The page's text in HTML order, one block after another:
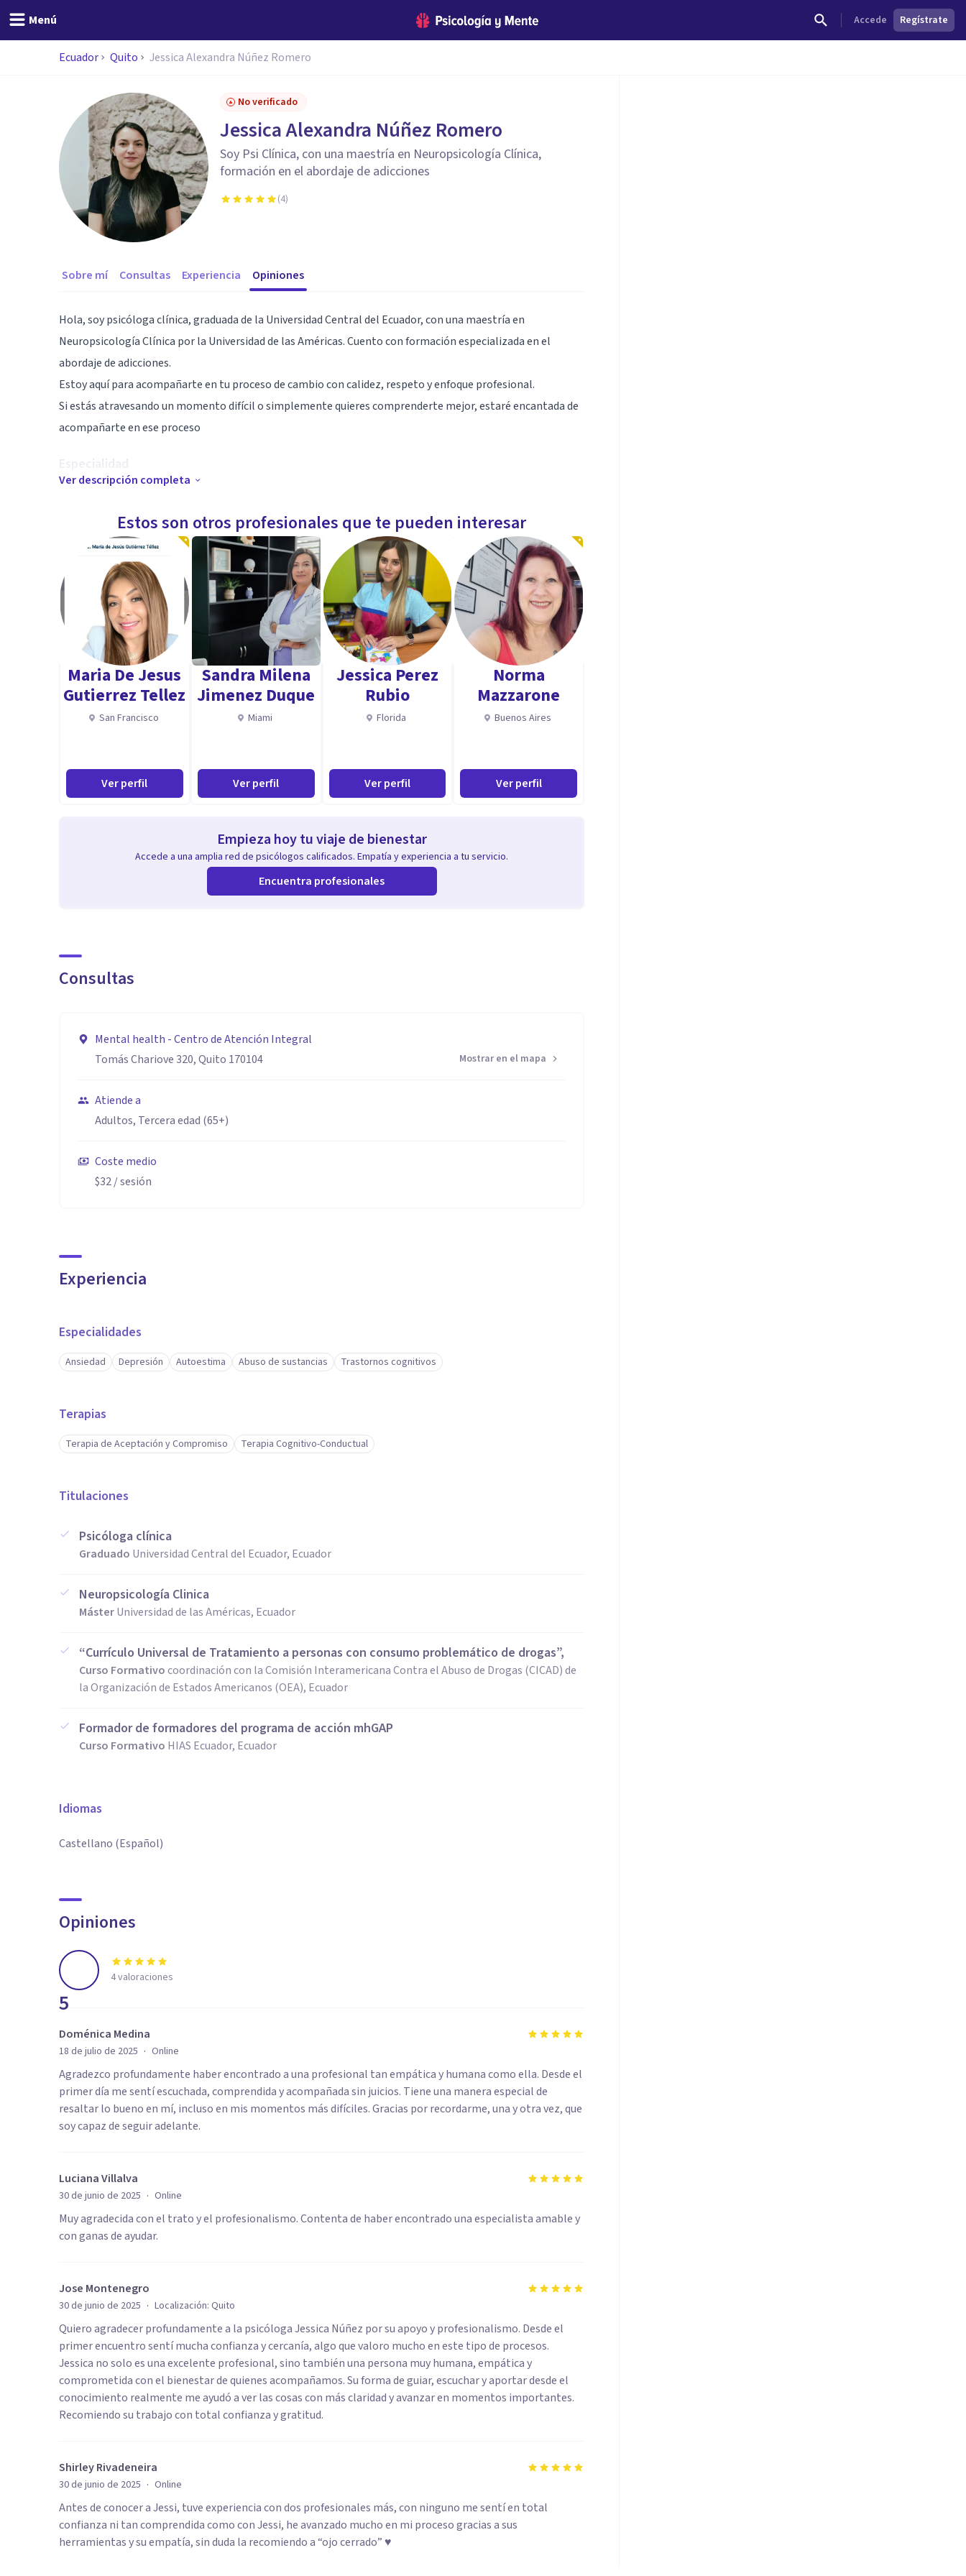
Menú Accede Regístrate
Ecuador Quito Jessica Alexandra Núñez Romero
No verificado
Jessica Alexandra Núñez Romero
Soy Psi Clínica, con una maestría en Neuropsicología Clínica,
formación en el abordaje de adicciones
(4)
Sobre mí Consultas Experiencia Opiniones
Hola, soy psicóloga clínica, graduada de la Universidad Central del Ecuador, con una maestría en
Neuropsicología Clínica por la Universidad de las Américas. Cuento con formación especializada en el
abordaje de adicciones.
Estoy aquí para acompañarte en tu proceso de cambio con calidez, respeto y enfoque profesional.
Si estás atravesando un momento difícil o simplemente quieres comprenderte mejor, estaré encantada de
acompañarte en ese proceso
Especialidad
Me encuentro capacitada en la Atención para el manejo y control de emociones
Mi enfoque integra herramientas clínicas y neuropsicológicas para ofrecer acompañamiento individual.
Aptitudes
Trabajo desde una mirada empática y profesional, acompañando procesos de ansiedad, depresión, consumo
problemático, entre otros.
Actualmente, atiendo en modalidad presencial y en línea.
Ver descripción completa
Estos son otros profesionales que te pueden interesar
Maria De Jesus
Gutierrez Tellez
San Francisco
Ver perfil
Sandra Milena
Jimenez Duque
Miami
Ver perfil
Jessica Perez
Rubio
Florida
Ver perfil
Norma
Mazzarone
Buenos Aires
Ver perfil
Empieza hoy tu viaje de bienestar
Accede a una amplia red de psicólogos calificados. Empatía y experiencia a tu servicio.
Encuentra profesionales
Consultas
Mental health - Centro de Atención Integral
Tomás Chariove 320, Quito 170104
Mostrar en el mapa
Atiende a
Adultos, Tercera edad (65+)
Coste medio
$32/ sesión
Experiencia
Especialidades
Ansiedad Depresión Autoestima Abuso de sustancias Trastornos cognitivos
Terapias
Terapia de Aceptación y Compromiso Terapia Cognitivo-Conductual
Titulaciones
Psicóloga clínica
Graduado Universidad Central del Ecuador, Ecuador
Neuropsicología Clinica
MásterUniversidad de las Américas, Ecuador
“Currículo Universal de Tratamiento a personas con consumo problemático de drogas”,
Curso Formativocoordinación con la Comisión Interamericana Contra el Abuso de Drogas (CICAD) de
la Organización de Estados Americanos (OEA), Ecuador
Formador de formadores del programa de acción mhGAP
Curso Formativo HIAS Ecuador, Ecuador
Idiomas
Castellano (Español)
Opiniones
5
4valoraciones
Doménica Medina
18 de julio de 2025 · Online
Agradezco profundamente haber encontrado a una profesional tan empática y humana como ella. Desde el
primer día me sentí escuchada, comprendida y acompañada sin juicios. Tiene una manera especial de
resaltar lo bueno en mí, incluso en mis momentos más difíciles. Gracias por recordarme, una y otra vez, que
soy capaz de seguir adelante.
Luciana Villalva
30 de junio de 2025 · Online
Muy agradecida con el trato y el profesionalismo. Contenta de haber encontrado una especialista amable y
con ganas de ayudar.
Jose Montenegro
30 de junio de 2025 · Localización: Quito
Quiero agradecer profundamente a la psicóloga Jessica Núñez por su apoyo y profesionalismo. Desde el
primer encuentro sentí mucha confianza y cercanía, algo que valoro mucho en este tipo de procesos.
Jessica no solo es una excelente profesional, sino también una persona muy humana, empática y
comprometida con el bienestar de quienes acompañamos. Su forma de guiar, escuchar y aportar desde el
conocimiento realmente me ayudó a ver las cosas con más claridad y avanzar en momentos importantes.
Recomiendo su trabajo con total confianza y gratitud.
Shirley Rivadeneira
30 de junio de 2025 · Online
Antes de conocer a Jessi, tuve experiencia con dos profesionales más, con ninguno me sentí en total
confianza ni tan comprendida como con Jessi, he avanzado mucho en mi proceso gracias a sus
herramientas y su empatía, sin duda la recomiendo a “ojo cerrado” ♥️